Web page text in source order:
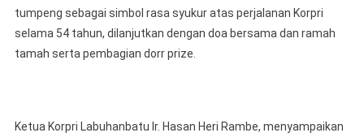
tumpeng sebagai simbol rasa syukur atas perjalanan Korpri
selama 54 tahun, dilanjutkan dengan doa bersama dan ramah
tamah serta pembagian dorr prize.
Ketua Korpri Labuhanbatu Ir. Hasan Heri Rambe, menyampaikan